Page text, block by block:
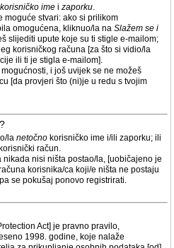
korisničko ime i zaporku.
moguće stvari: ako si prilikom
omogućena, kliknuo/la na Slažem se i
slijediti upute koje su ti stigle e-mailom;
korisničkog računa [za što si vidio/la
ili ti je stigla e-mailom].
i još uvijek se ne možeš
[da provjeri što (ni)je u redu s tvojim
la netočno korisničko ime i/ili zaporku; ili
račun.
nisi ništa postao/la, [uobičajeno je
korisnika/ca koji/e ništa ne postaju
se pokušaj ponovo registrirati.
Act] je pravno pravilo,
1998. godine, koje nalaže